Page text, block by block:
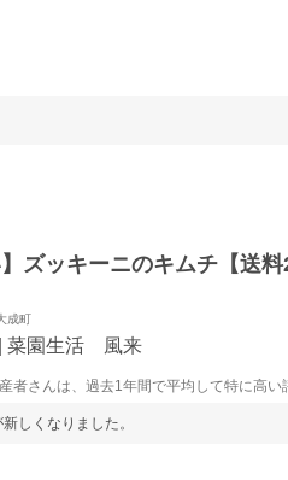
】ズッキーニのキムチ【送
成町
菜園生活 風来
者さんは、過去1年間で平均して特に高い
しくなりました。